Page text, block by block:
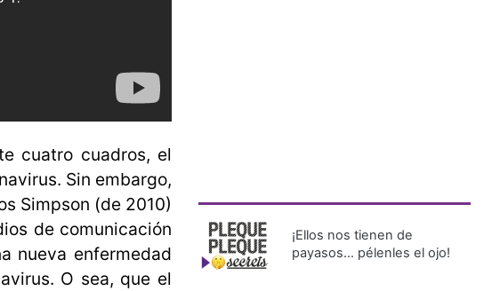
cuatro cuadros, el
Sin embargo,
Simpson (de 2010)
de comunicación
nueva enfermedad
O sea, que el
¡Ellos nos tienen de
payasos… pélenles el ojo!